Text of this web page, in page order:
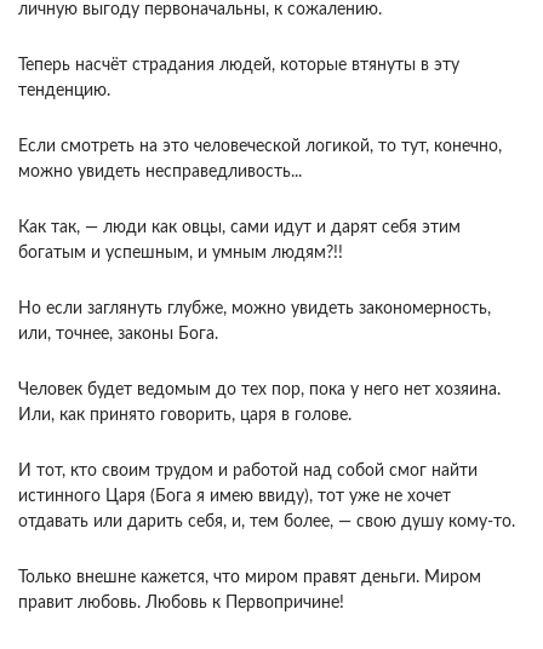
личную выгоду первоначальны, к сожалению.
Теперь насчёт страдания людей, которые втянуты в эту
тенденцию.
Если смотреть на это человеческой логикой, то тут, конечно,
можно увидеть несправедливость...
Как так, — люди как овцы, сами идут и дарят себя этим
богатым и успешным, и умным людям?!!
Но если заглянуть глубже, можно увидеть закономерность,
или, точнее, законы Бога.
Человек будет ведомым до тех пор, пока у него нет хозяина.
Или, как принято говорить, царя в голове.
И тот, кто своим трудом и работой над собой смог найти
истинного Царя (Бога я имею ввиду), тот уже не хочет
отдавать или дарить себя, и, тем более, — свою душу кому-то.
Только внешне кажется, что миром правят деньги. Миром
правит любовь. Любовь к Первопричине!